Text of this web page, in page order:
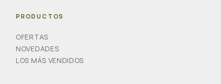
PRODUCTOS
OFERTAS
NOVEDADES
LOS MÁS VENDIDOS